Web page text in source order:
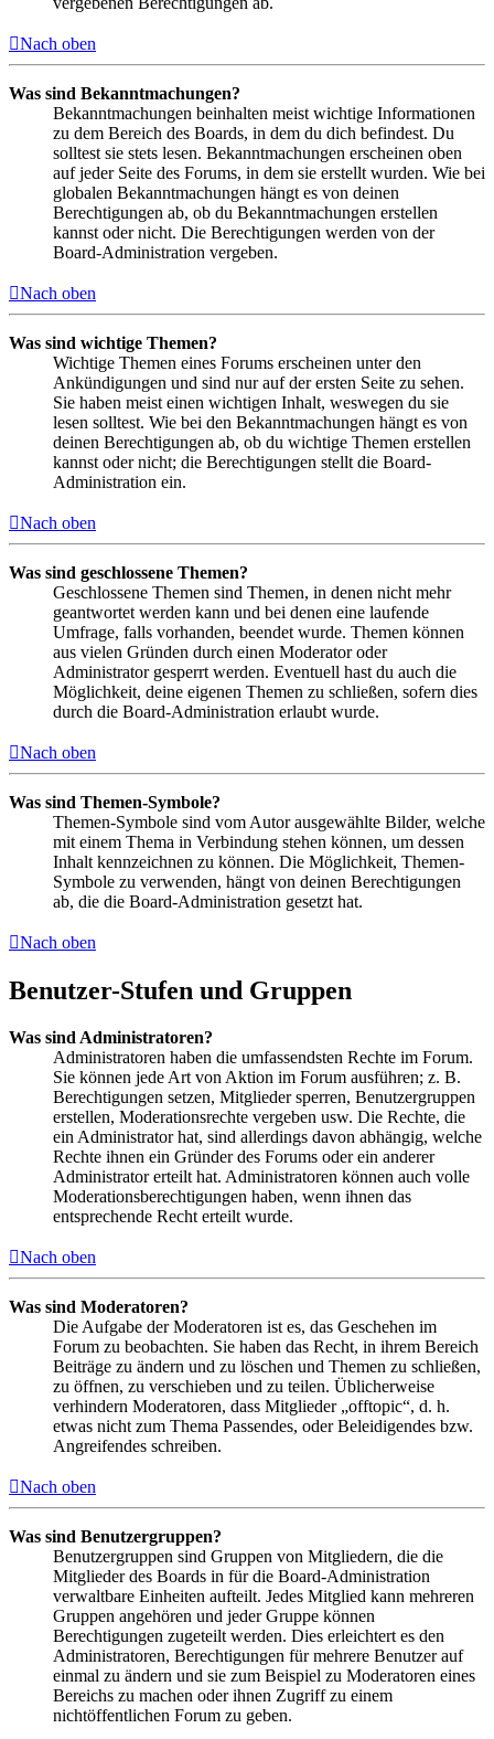
Nach oben
Was sind Bekanntmachungen?
Bekanntmachungen beinhalten meist wichtige Informationen
zu dem Bereich des Boards, in dem du dich befindest. Du
solltest sie stets lesen. Bekanntmachungen erscheinen oben
auf jeder Seite des Forums, in dem sie erstellt wurden. Wie bei
globalen Bekanntmachungen hängt es von deinen
Berechtigungen ab, ob du Bekanntmachungen erstellen
kannst oder nicht. Die Berechtigungen werden von der
Board-Administration vergeben.
Nach oben
Was sind wichtige Themen?
Wichtige Themen eines Forums erscheinen unter den
Ankündigungen und sind nur auf der ersten Seite zu sehen.
Sie haben meist einen wichtigen Inhalt, weswegen du sie
lesen solltest. Wie bei den Bekanntmachungen hängt es von
deinen Berechtigungen ab, ob du wichtige Themen erstellen
kannst oder nicht; die Berechtigungen stellt die Board-
Administration ein.
Nach oben
Was sind geschlossene Themen?
Geschlossene Themen sind Themen, in denen nicht mehr
geantwortet werden kann und bei denen eine laufende
Umfrage, falls vorhanden, beendet wurde. Themen können
aus vielen Gründen durch einen Moderator oder
Administrator gesperrt werden. Eventuell hast du auch die
Möglichkeit, deine eigenen Themen zu schließen, sofern dies
durch die Board-Administration erlaubt wurde.
Nach oben
Was sind Themen-Symbole?
Themen-Symbole sind vom Autor ausgewählte Bilder, welche
mit einem Thema in Verbindung stehen können, um dessen
Inhalt kennzeichnen zu können. Die Möglichkeit, Themen-
Symbole zu verwenden, hängt von deinen Berechtigungen
ab, die die Board-Administration gesetzt hat.
Nach oben
Benutzer-Stufen und Gruppen
Was sind Administratoren?
Administratoren haben die umfassendsten Rechte im Forum.
Sie können jede Art von Aktion im Forum ausführen; z. B.
Berechtigungen setzen, Mitglieder sperren, Benutzergruppen
erstellen, Moderationsrechte vergeben usw. Die Rechte, die
ein Administrator hat, sind allerdings davon abhängig, welche
Rechte ihnen ein Gründer des Forums oder ein anderer
Administrator erteilt hat. Administratoren können auch volle
Moderationsberechtigungen haben, wenn ihnen das
entsprechende Recht erteilt wurde.
Nach oben
Was sind Moderatoren?
Die Aufgabe der Moderatoren ist es, das Geschehen im
Forum zu beobachten. Sie haben das Recht, in ihrem Bereich
Beiträge zu ändern und zu löschen und Themen zu schließen,
zu öffnen, zu verschieben und zu teilen. Üblicherweise
verhindern Moderatoren, dass Mitglieder „offtopic“, d. h.
etwas nicht zum Thema Passendes, oder Beleidigendes bzw.
Angreifendes schreiben.
Nach oben
Was sind Benutzergruppen?
Benutzergruppen sind Gruppen von Mitgliedern, die die
Mitglieder des Boards in für die Board-Administration
verwaltbare Einheiten aufteilt. Jedes Mitglied kann mehreren
Gruppen angehören und jeder Gruppe können
Berechtigungen zugeteilt werden. Dies erleichtert es den
Administratoren, Berechtigungen für mehrere Benutzer auf
einmal zu ändern und sie zum Beispiel zu Moderatoren eines
Bereichs zu machen oder ihnen Zugriff zu einem
nichtöffentlichen Forum zu geben.